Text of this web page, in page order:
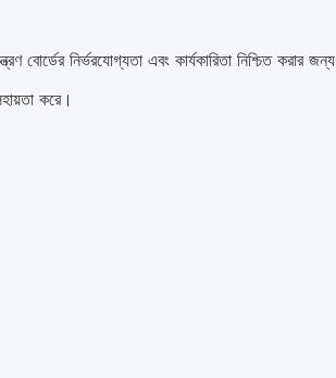
বোর্ডের নির্ভরযোগ্যতা এবং কার্যকারিতা নিশ্চিত করার জন্য
করে।